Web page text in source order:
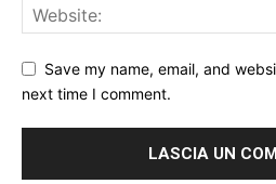
Save my name, email, and
next time I comment.